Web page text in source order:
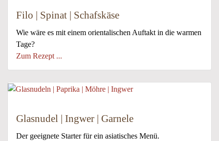
Filo | Spinat | Schafskäse
Wie wäre es mit einem orientalischen Auftakt in die warmen
Tage?
Zum Rezept ...
Glasnudel | Ingwer | Garnele
Der geeignete Starter für ein asiatisches Menü.